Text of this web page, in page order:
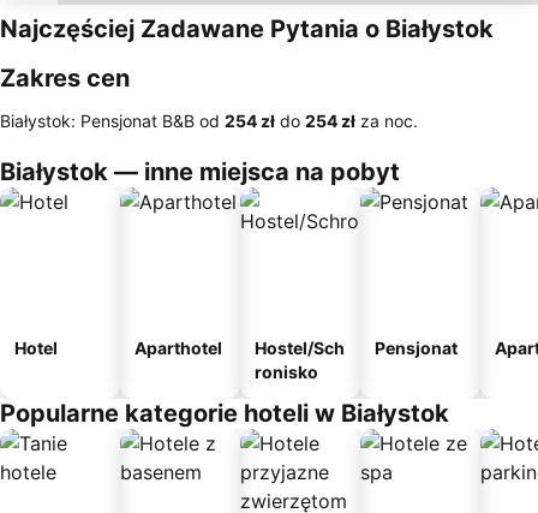
Najczęściej Zadawane Pytania o Białystok
Zakres cen
Białystok: Pensjonat B&B od ‎254 zł do ‎254 zł za noc.
Białystok — inne miejsca na pobyt
Hotel Aparthotel
Hostel/Sch
ronisko
Pensjonat
Popularne kategorie hoteli w Białystok